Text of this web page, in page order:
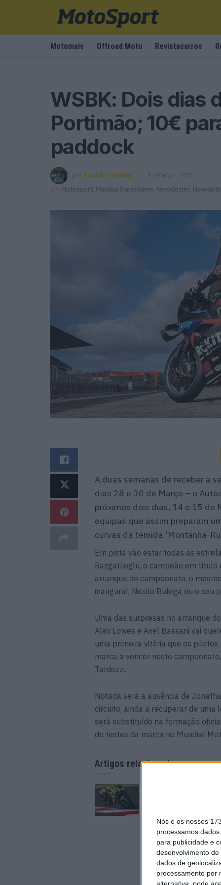
Nós e os nossos
processamos
para publicidade e
desenvolvimento de
dados de
processamento por
Motomais Offroad Moto Revistacarros
WSBK: Dois dias
Portimão; 10€
paddock
por Ricardo Ferreira
14 Março, 2025
em
Motosport Mundial Superbikes Newsletter
A duas semanas de receber a
dias 28 e 30 de Março – o
próximos dois dias, 14 e 15 de
equipas que assim preparam
curvas da temida ‘Montanha-
Em pista vão estar todas as
Razgatlioglu, o campeão em
arranque do campeonato, o
inaugural, Nicolo Bulega ou o seu
Uma das surpresas no arranque
Alex Lowes e Axel Bassani vai
uma primeira vitória que os
marca a vencer neste
Tardozzi.
Notada será a ausência de
circuito, ainda a recuperar de
será substituído na formação
de testes da marca no Mundial
Artigos relacionados
Bretanha